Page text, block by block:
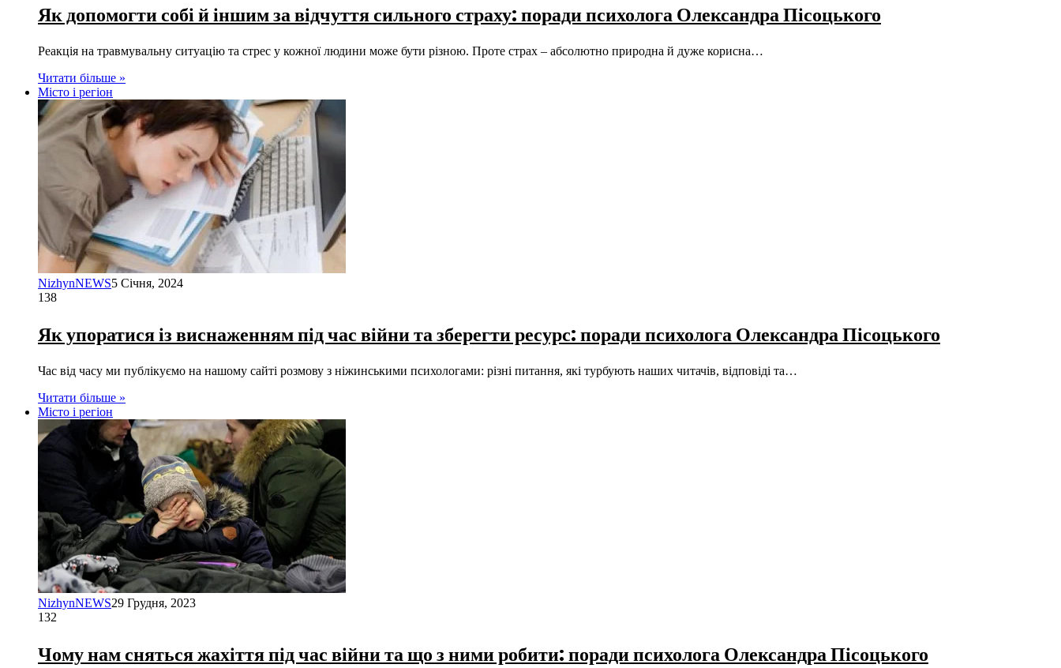
Як допомогти собі й іншим за відчуття сильного страху: поради психолога Олександра Пісоцького
Реакція на травмувальну ситуацію та стрес у кожної людини може бути різною. Проте страх – абсолютно природна й дуже корисна…
Читати більше »
Місто і регіон
NizhynNEWS5 Січня, 2024
138
Як упоратися із виснаженням під час війни та зберегти ресурс: поради психолога Олександра Пісоцького
Час від часу ми публікуємо на нашому сайті розмову з ніжинськими психологами: різні питання, які турбують наших читачів, відповіді та…
Читати більше »
Місто і регіон
NizhynNEWS29 Грудня, 2023
132
Чому нам сняться жахіття під час війни та що з ними робити: поради психолога Олександра Пісоцького